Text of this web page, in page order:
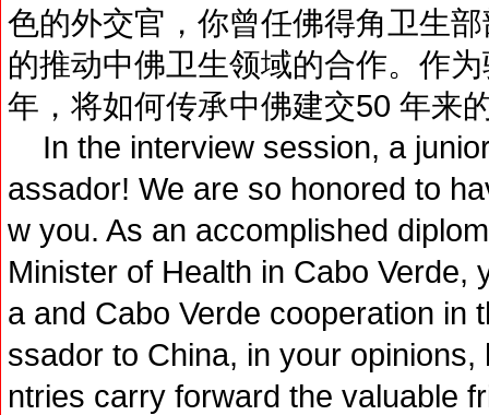
色的外交官，你曾任佛得角卫生
的推动中佛卫生领域的合作。作
年，将如何传承中佛建交50 年来
In the interview session, a
assador! We are so honored to
w you. As an accomplished
Minister of Health in Cabo Verde,
a and Cabo Verde cooperation in
ssador to China, in your
ntries carry forward the valuable